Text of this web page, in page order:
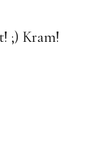
;) Kram!